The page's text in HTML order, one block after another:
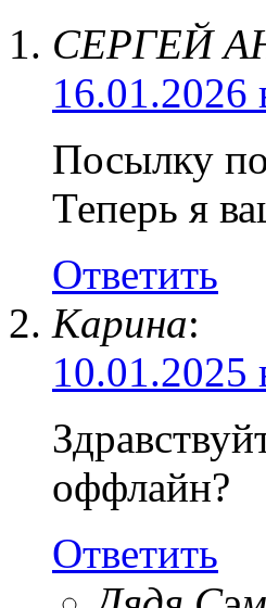
СЕРГЕЙ
16.01.2026
Посылку
Теперь я
Ответить
Карина:
10.01.2025
оффлайн?
Ответить